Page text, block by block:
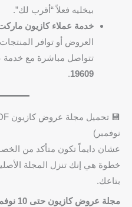
بيخليه فعلاً “أقرب لك”.
خدمة عملاء كازيون
العروض أو توافر
تتواصل مباشرة مع خدمة
19609
.
نوفمبر)
عشان دايماً تكون متأكد من
خطوة هي إنك تنزل المجلة
بتاعك.
مجلة عروض كازيون حتى 10 نوفمبر 2025 PDF